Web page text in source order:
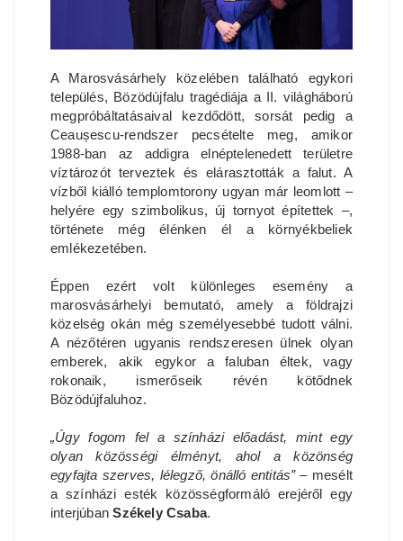
A Marosvásárhely közelében található egykori
település, Bözödújfalu tragédiája a II. világháború
megpróbáltatásaival kezdődött, sorsát pedig a
Ceaușescu-rendszer pecsételte meg, amikor
1988-ban az addigra elnéptelenedett területre
víztározót terveztek és elárasztották a falut. A
vízből kiálló templomtorony ugyan már leomlott –
helyére egy szimbolikus, új tornyot építettek –,
története még élénken él a környékbeliek
emlékezetében.
Éppen ezért volt különleges esemény a
marosvásárhelyi bemutató, amely a földrajzi
közelség okán még személyesebbé tudott válni.
A nézőtéren ugyanis rendszeresen ülnek olyan
emberek, akik egykor a faluban éltek, vagy
rokonaik, ismerőseik révén kötődnek
Bözödújfaluhoz.
„Úgy fogom fel a színházi előadást, mint egy
olyan közösségi élményt, ahol a közönség
egyfajta szerves, lélegző, önálló entitás”– mesélt
a színházi esték közösségformáló erejéről egy
interjúbanSzékely Csaba.